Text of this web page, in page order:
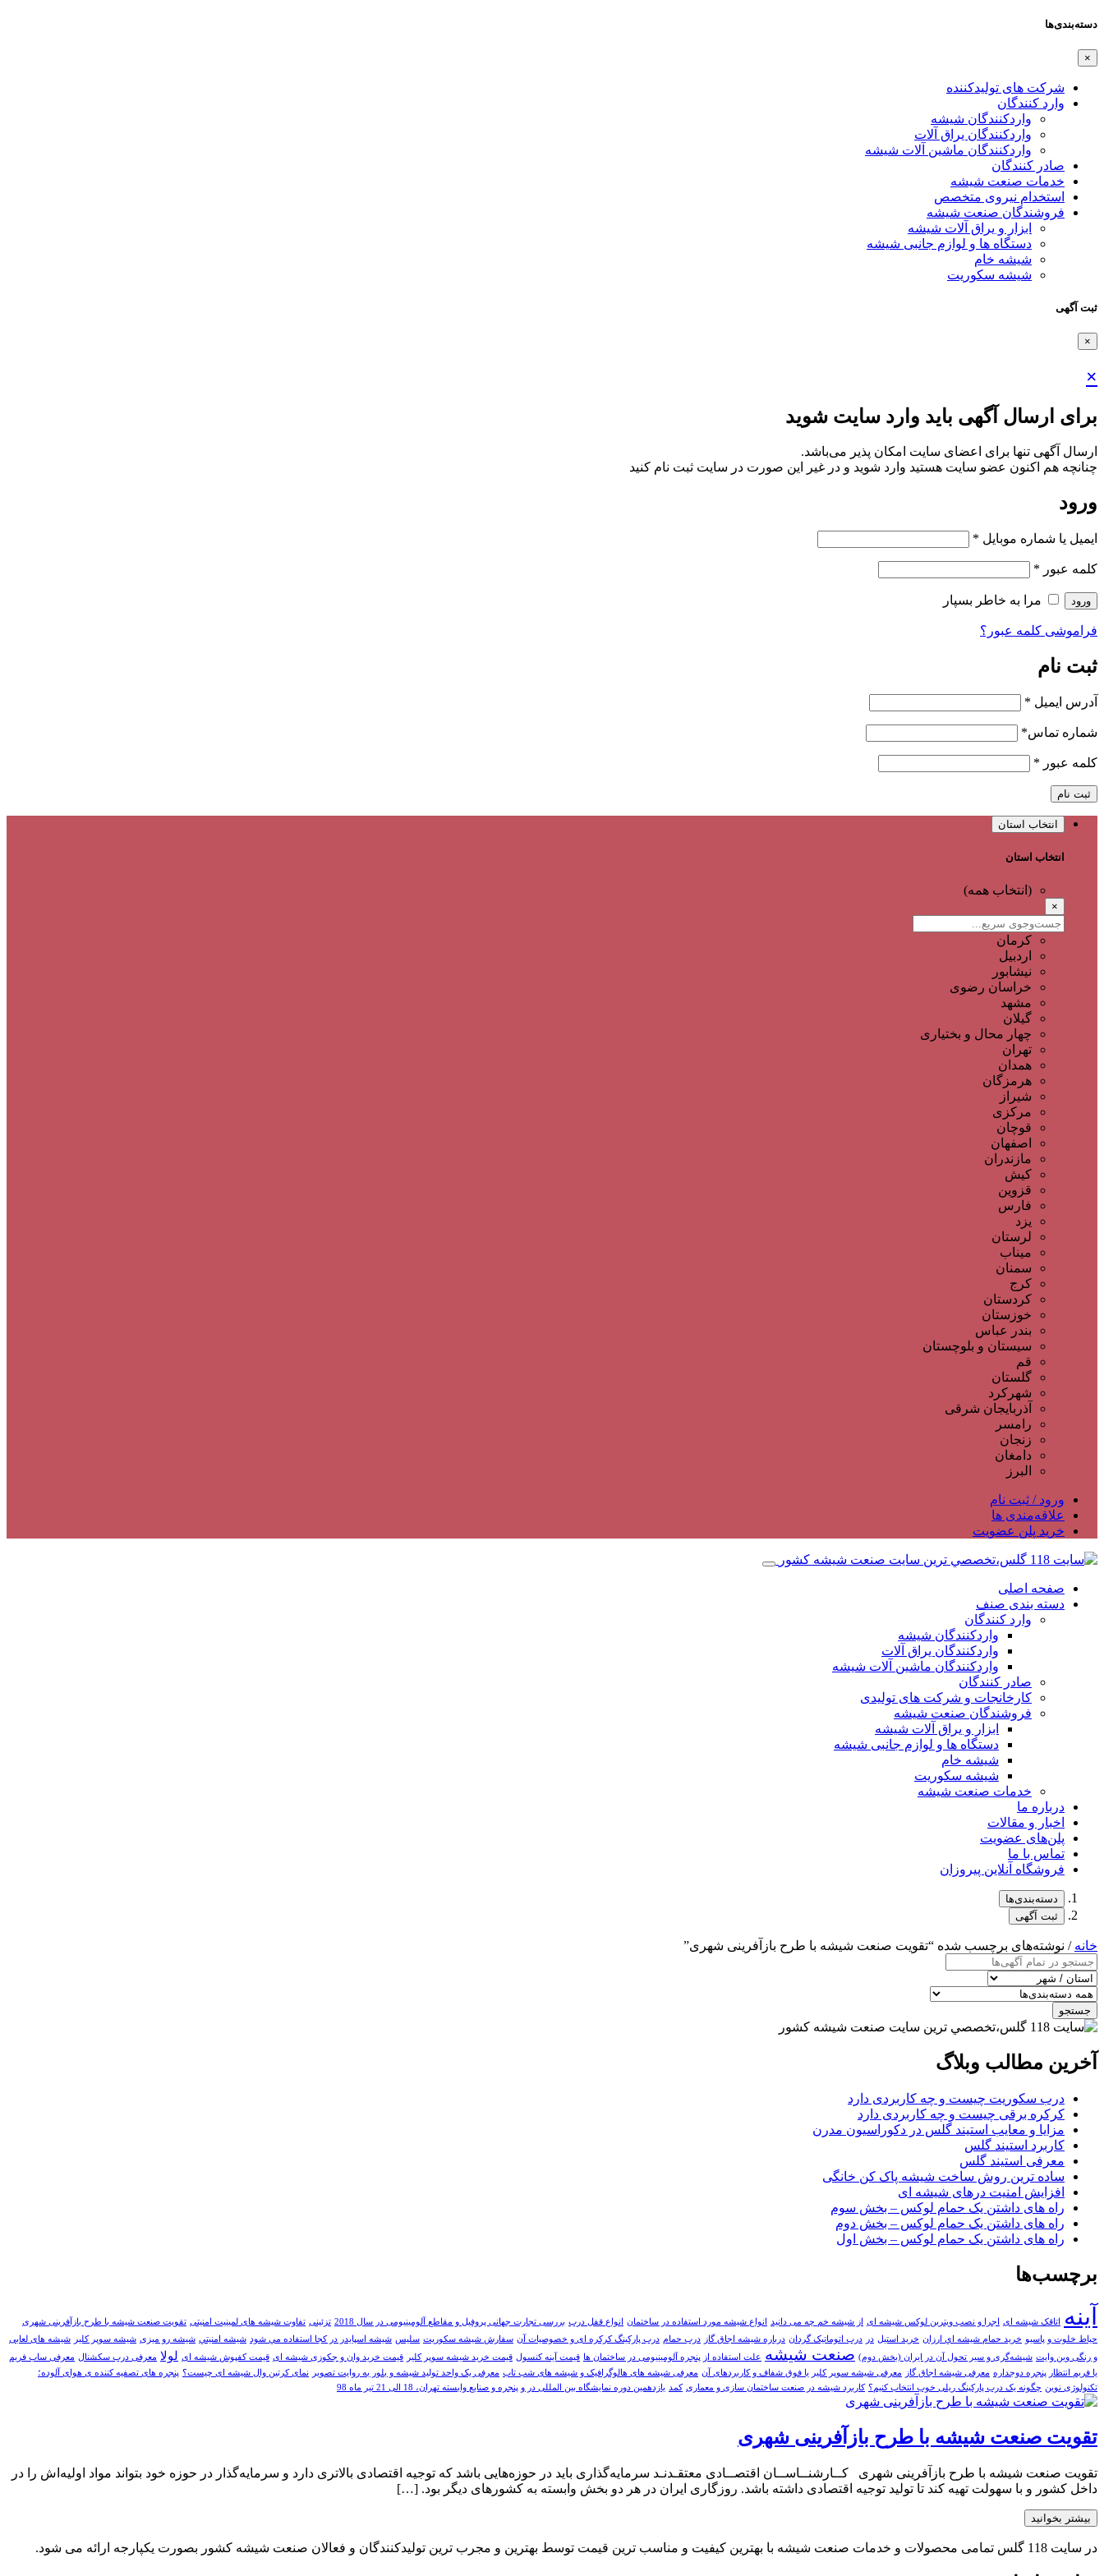
دسته‌بندی‌ها
×
شرکت های تولیدکننده
وارد کنندگان
واردکنندگان شیشه
واردکنندگان یراق آلات
واردکنندگان ماشین آلات شیشه
صادر کنندگان
خدمات صنعت شیشه
استخدام نیروی متخصص
فروشندگان صنعت شیشه
ابزار و یراق آلات شیشه
دستگاه ها و لوازم جانبی شیشه
شیشه خام
شیشه سکوریت
ثبت آگهی
×
×
برای ارسال آگهی باید وارد سایت شوید
ارسال آگهی تنها برای اعضای سایت امکان پذیر می‌باشد.
چنانچه هم‌ اکنون عضو سایت هستید وارد شوید و در غیر این صورت در سایت ثبت نام کنید
ورود
ایمیل یا شماره موبایل *
کلمه عبور *
ورود مرا به خاطر بسپار
فراموشی کلمه عبور؟
ثبت نام
آدرس ایمیل *
شماره تماس*
کلمه عبور *
ثبت نام
انتخاب استان
انتخاب استان
(انتخاب همه)
×
کرمان
اردبیل
نیشابور
خراسان رضوی
مشهد
گیلان
چهار محال و بختیاری
تهران
همدان
هرمزگان
شیراز
مرکزی
قوچان
اصفهان
مازندران
کیش
قزوین
فارس
یزد
لرستان
میناب
سمنان
کرج
کردستان
خوزستان
بندر عباس
سیستان و بلوچستان
قم
گلستان
شهرکرد
آذربایجان شرقی
رامسر
زنجان
دامغان
البرز
ورود / ثبت نام
علاقه‌مندی ها
خرید پلن عضویت
صفحه اصلی
دسته بندی صنف
وارد کنندگان
واردکنندگان شیشه
واردکنندگان یراق آلات
واردکنندگان ماشین آلات شیشه
صادر کنندگان
کارخانجات و شرکت های تولیدی
فروشندگان صنعت شیشه
ابزار و یراق آلات شیشه
دستگاه ها و لوازم جانبی شیشه
شیشه خام
شیشه سکوریت
خدمات صنعت شیشه
درباره ما
اخبار و مقالات
پلن‌های عضویت
تماس با ما
فروشگاه آنلاین پیروزان
دسته‌بندی‌ها
ثبت آگهی
خانه / نوشته‌های برچسب شده “تقویت صنعت شیشه با طرح بازآفرینی شهری”
جستجو
آخرین مطالب وبلاگ
درب سکوریت چیست و چه کاربردی دارد
کرکره برقی چیست و چه کاربردی دارد
مزایا و معایب استیند گلس در دکوراسیون مدرن
کاربرد استیند گلس
معرفی استیند گلس
ساده ترین روش ساخت شیشه پاک کن خانگی
افزایش امنیت درهای شیشه ای
راه های داشتن یک حمام لوکس – بخش سوم
راه های داشتن یک حمام لوکس – بخش دوم
راه های داشتن یک حمام لوکس – بخش اول
برچسب‌ها
آینه اتاقک شیشه ای اجرا و نصب ویترین لوکس شیشه ای از شیشه خم چه می دانید انواع شیشه مورد استفاده در ساختمان انواع قفل درب بررسی تجارت جهانی پروفیل و مقاطع آلومینیومی در سال 2018 تزئینی تفاوت شیشه های لمینیت امنیتی تقویت صنعت شیشه با طرح بازآفرینی شهری
حیاط خلوت و پاسیو خريد حمام شيشه اي ارزان خرید استیل در درب اتوماتیک گردان درباره شیشه اجاق گاز درب حمام درب پارکینگ کرکره ای و خصوصیات آن سفارش شیشه سکوریت سلیس شيشه اسپايدر در کجا استفاده مي شود شيشه امنيتي شیشه رو میزی شیشه سوپر کلیر
شیشه های لعابی
و رنگی وین وایت شیشه‌گری و سیر تحول آن در ایران (بخش دوم) صنعت شيشه علت استفاده از پنجره آلومینیومی در ساختمان ها قیمت آینه کنسول قیمت خرید شیشه سوپر کلیر قیمت خرید وان و جکوزی شیشه ای قیمت کفپوش شیشه ای لولا معرفی درب سکشنال معرفی ساب فریم
یا فریم انتظار پنجره دوجداره معرفی شیشه اجاق گاز معرفی شیشه سوپر کلیر یا فوق شفاف و کاربردهای آن معرفی شیشه های هالوگرافیک و شیشه های شب تاب معرفی یک واحد تولید شیشه و بلور به روایت تصویر نمای کرتین وال شیشه ای چیست؟ پنجره های تصفیه کننده ی هوای آلوده؛
تکنولوژی نوین چگونه یک درب پارکینگ ریلی خوب انتخاب کنیم؟ کاربرد شیشه در صنعت ساختمان سازی و معماری کمد یازدهمین دوره نمایشگاه بین المللی در و پنجره و صنایع وابسته تهران، 18 الی 21 تیر ماه 98
تقویت صنعت شیشه با طرح بازآفرینی شهری
تقویت صنعت شیشه با طرح بازآفرینی شهری کــارشنــاســان اقتصــادی معتقـدنـد سرمایه‌گذاری باید در حوزه‌هایی باشد که توجیه اقتصادی بالاتری دارد و سرمایه‌گذار در حوزه خود بتواند مواد اولیه‌اش را در
داخل کشور و با سهولت تهیه کند تا تولید توجیه اقتصادی داشته باشد. روزگاری ایران در هر دو بخش وابسته به کشورهای دیگر بود. […]
بیشتر بخوانید
در سایت 118 گلس تمامی محصولات و خدمات صنعت شیشه با بهترین کیفیت و مناسب ترین قیمت توسط بهترین و مجرب ترین تولیدکنندگان و فعالان صنعت شیشه کشور بصورت یکپارجه ارائه می شود.